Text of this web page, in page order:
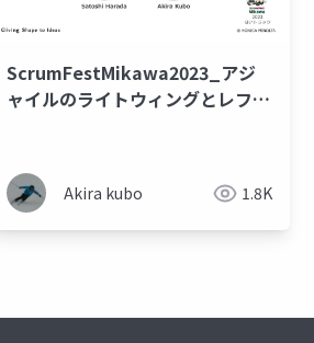
ScrumFestMikawa2023_アジ
ャイルのライトウィングとレフト
Akira kubo 1.8K